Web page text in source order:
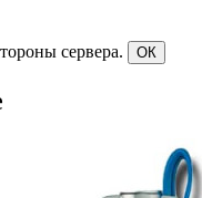
сервера. ОК